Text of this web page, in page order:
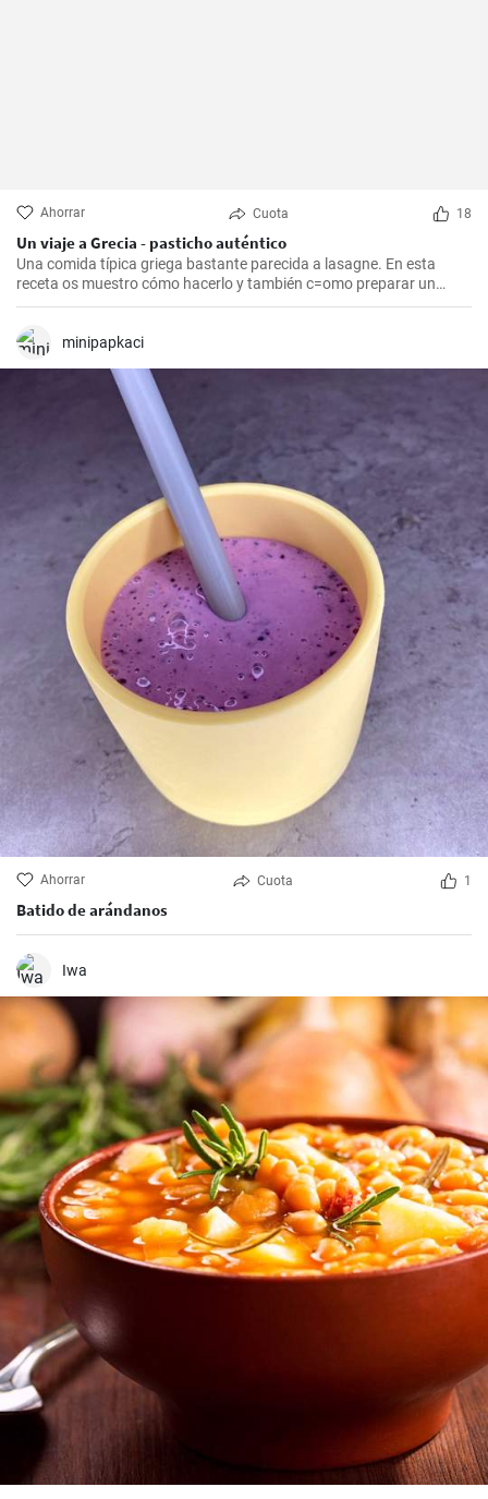
Ahorrar Cuota 18
Un viaje a Grecia - pasticho auténtico
Una comida típica griega bastante parecida a lasagne. En esta
receta os muestro cómo hacerlo y también c=omo preparar un
bechamel auténtico.
minipapkaci
Ahorrar Cuota 1
Batido de arándanos
Iwa